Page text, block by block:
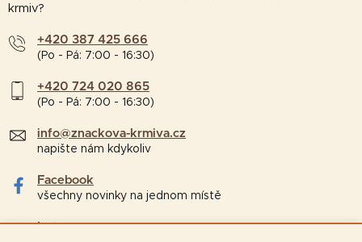
krmiv?
+420 387 425 666
(Po - Pá: 7:00 - 16:30)
+420 724 020 865
(Po - Pá: 7:00 - 16:30)
info@znackova-krmiva.cz
napište nám kdykoliv
Facebook
všechny novinky na jednom místě
Instagram